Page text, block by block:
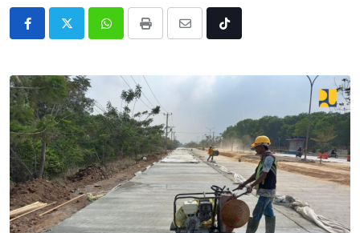
WhatsappPrint
Share
Tiktok